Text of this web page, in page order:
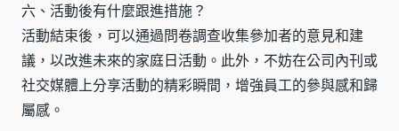
六、活動後有什麼跟進措施？
活動結束後，可以通過問卷調查收集參加者的意見和建
議，以改進未來的家庭日活動。此外，不妨在公司內刊或
社交媒體上分享活動的精彩瞬間，增強員工的參與感和歸
屬感。